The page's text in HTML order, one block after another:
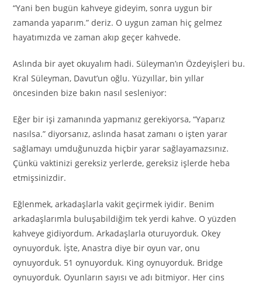
“Yani ben bugün kahveye gideyim, sonra uygun bir
zamanda yaparım.” deriz. O uygun zaman hiç gelmez
hayatımızda ve zaman akıp geçer kahvede.
Aslında bir ayet okuyalım hadi. Süleyman’ın Özdeyişleri bu.
Kral Süleyman, Davut’un oğlu. Yüzyıllar, bin yıllar
öncesinden bize bakın nasıl sesleniyor:
Eğer bir işi zamanında yapmanız gerekiyorsa, “Yaparız
nasılsa.” diyorsanız, aslında hasat zamanı o işten yarar
sağlamayı umduğunuzda hiçbir yarar sağlayamazsınız.
Çünkü vaktinizi gereksiz yerlerde, gereksiz işlerde heba
etmişsinizdir.
Eğlenmek, arkadaşlarla vakit geçirmek iyidir. Benim
arkadaşlarımla buluşabildiğim tek yerdi kahve. O yüzden
kahveye gidiyordum. Arkadaşlarla oturuyorduk. Okey
oynuyorduk. İşte, Anastra diye bir oyun var, onu
oynuyorduk. 51 oynuyorduk. King oynuyorduk. Bridge
oynuyorduk. Oyunların sayısı ve adı bitmiyor. Her cins